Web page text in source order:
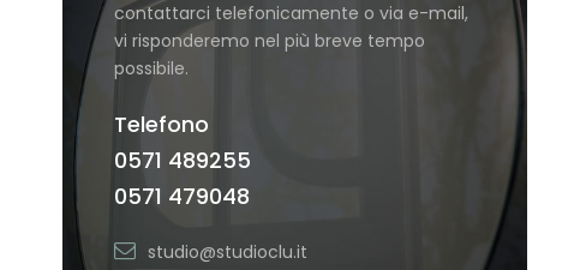
contattarci telefonicamente o via e-mail,
vi risponderemo nel più breve tempo
possibile.
Telefono
0571 489255
0571 479048
studio@studioclu.it